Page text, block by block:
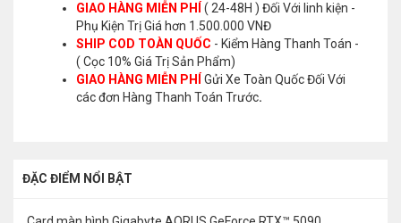
GIAO HÀNG MIỄN PHÍ
( 24-48H ) Đối Với linh kiện -
Phụ Kiện Trị Giá hơn 1.500.000 VNĐ
SHIP COD TOÀN QUỐC - Kiểm Hàng Thanh Toán -
( Cọc 10% Giá Trị Sản Phẩm)
GIAO HÀNG MIỄN PHÍ
Gửi Xe Toàn Quốc Đối Với
các đơn Hàng Thanh Toán Trước.
ĐẶC ĐIỂM NỔI BẬT